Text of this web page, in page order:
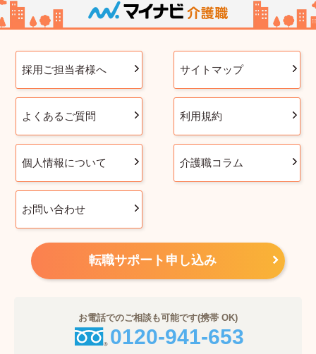
採用ご担当者様へ サイトマップ
よくあるご質問 利用規約
個人情報について 介護職コラム
お問い合わせ
転職サポート申し込み
お電話でのご相談も可能です(携帯 OK)
0120-941-653